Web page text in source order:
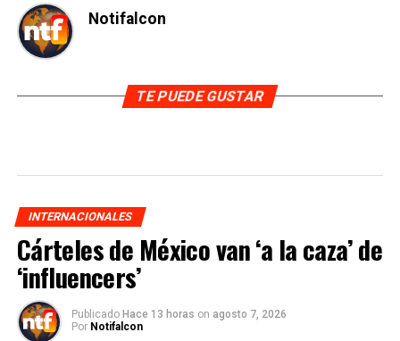
Notifalcon
TE PUEDE GUSTAR
INTERNACIONALES
Cárteles de México van ‘a la caza’ de
‘influencers’
Publicado Hace 13 horas on agosto 7, 2026
Por Notifalcon